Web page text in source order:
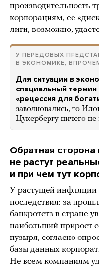
производительность
корпорациям, ее
лиги, возможно,
У ПЕРЕДОВЫХ
В ЭКОНОМИКЕ,
Для ситуации в
специальный
«рецессия для
заволновались, то
Цукербергу ничего не
Обратная
не растут
и при чем тут
У растущей инфляции
последствия: за
банкротств в стране
наибольший прирост
пузыря, согласно
базы данных
Не всем компаниям